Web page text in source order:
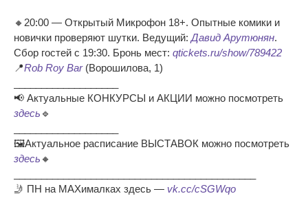
🔸20:00 — Открытый Микрофон 18+. Опытные комики и
новички проверяют шутки. Ведущий: Давид Арутюнян.
Сбор гостей с 19:30. Бронь мест: qtickets.ru/show/789422
📍Rob Roy Bar(Ворошилова, 1)
📢 Актуальные КОНКУРСЫ и АКЦИИ можно посмотреть
здесь🔹
🖼Актуальное расписание ВЫСТАВОК можно посмотреть
здесь🔸
🤳 ПН на MAXималках здесь — vk.cc/cSGWqo